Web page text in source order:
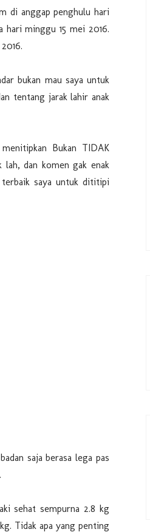
di anggap penghulu hari
hari minggu 15 mei 2016.
bukan mau saya untuk
tentang jarak lahir anak
Bukan TIDAK
lah, dan komen gak enak
terbaik saya untuk dititipi
saja berasa lega pas
sehat sempurna 2.8 kg
Tidak apa yang penting